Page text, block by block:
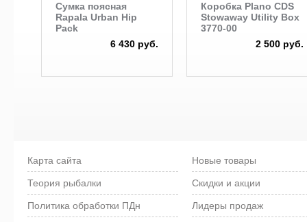
Сумка поясная
Rapala Urban Hip
Pack
6 430 руб.
Коробка Plano CDS
Stowaway Utility Box
3770-00
2 500 руб.
Карта сайта
Теория рыбалки
Политика обработки ПДн
Новые товары
Скидки и акции
Лидеры продаж